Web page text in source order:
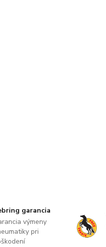
garancia
výmeny
pri